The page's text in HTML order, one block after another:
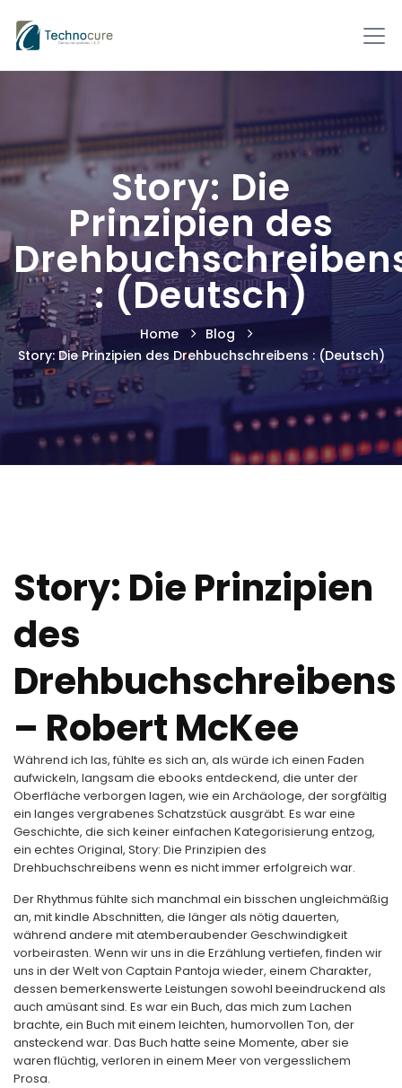
Story: Die
Prinzipien des
: (Deutsch)
Home
Blog
Story: Die Prinzipien des Drehbuchschreibens : (Deutsch)
Story: Die Prinzipien
des
Drehbuchschreibens
– Robert McKee
Während ich las, fühlte es sich an, als würde ich einen Faden
aufwickeln, langsam die ebooks entdeckend, die unter der
Oberfläche verborgen lagen, wie ein Archäologe, der sorgfältig
ein langes vergrabenes Schatzstück ausgräbt. Es war eine
Geschichte, die sich keiner einfachen Kategorisierung entzog,
ein echtes Original, Story: Die Prinzipien des
Drehbuchschreibens wenn es nicht immer erfolgreich war.
Der Rhythmus fühlte sich manchmal ein bisschen ungleichmäßig
an, mit kindle Abschnitten, die länger als nötig dauerten,
während andere mit atemberaubender Geschwindigkeit
vorbeirasten. Wenn wir uns in die Erzählung vertiefen, finden wir
uns in der Welt von Captain Pantoja wieder, einem Charakter,
dessen bemerkenswerte Leistungen sowohl beeindruckend als
auch amüsant sind. Es war ein Buch, das mich zum Lachen
brachte, ein Buch mit einem leichten, humorvollen Ton, der
ansteckend war. Das Buch hatte seine Momente, aber sie
waren flüchtig, verloren in einem Meer von vergesslichem
Prosa.